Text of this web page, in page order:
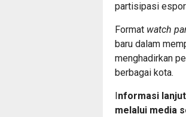
partisipasi
Format watch
baru dalam
menghadirkan
berbagai kota.
nformasi
melalui media